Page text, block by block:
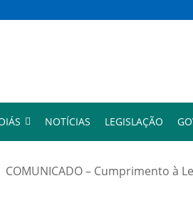
NOTÍCIAS LEGISLAÇÃO
COMUNICADO – Cumprimento à